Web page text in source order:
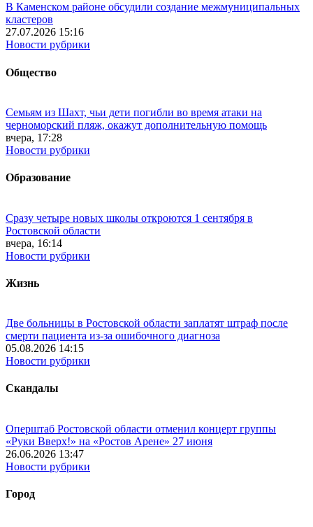
В Каменском районе обсудили создание межмуниципальных
кластеров
27.07.2026 15:16
Новости рубрики
Общество
Семьям из Шахт, чьи дети погибли во время атаки на
черноморский пляж, окажут дополнительную помощь
вчера, 17:28
Новости рубрики
Образование
Сразу четыре новых школы откроются 1 сентября в
Ростовской области
вчера, 16:14
Новости рубрики
Жизнь
Две больницы в Ростовской области заплатят штраф после
смерти пациента из-за ошибочного диагноза
05.08.2026 14:15
Новости рубрики
Скандалы
Оперштаб Ростовской области отменил концерт группы
«Руки Вверх!» на «Ростов Арене» 27 июня
26.06.2026 13:47
Новости рубрики
Город